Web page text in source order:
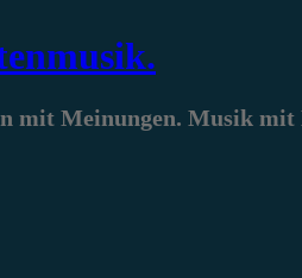
mit Meinungen. Musik